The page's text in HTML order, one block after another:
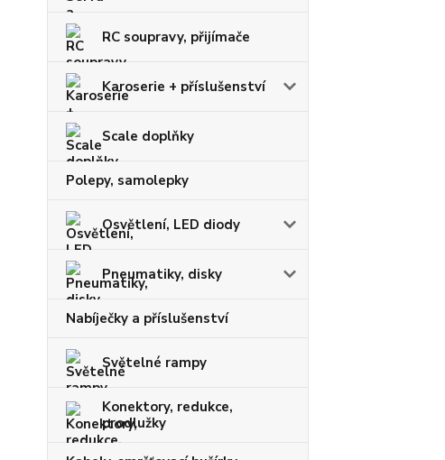
RC soupravy, přijímače
Karoserie + příslušenství
Scale doplňky
Polepy, samolepky
Osvětlení, LED diody
Pneumatiky, disky
Nabíječky a příslušenství
Světelné rampy
Konektory, redukce,
prodlužky